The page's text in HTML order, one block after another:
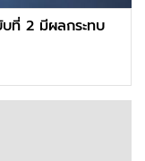
ที่ 2 มีผลกระทบ